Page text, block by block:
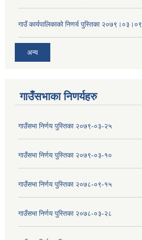
गाउँ कार्यपालिकाको निणर्य पुस्तिका २०७९।०३।०९
अन्य
गाउँसभाका निणर्यहरु
गाउँसभा निर्णय पुस्तिका २०७९-०३-२५
गाउँसभा निर्णय पुस्तिका २०७९-०३-१०
गाउँसभा निर्णय पुस्तिका २०७८-०९-१५
गाउँसभा निर्णय पुस्तिका २०७८-०३-२८